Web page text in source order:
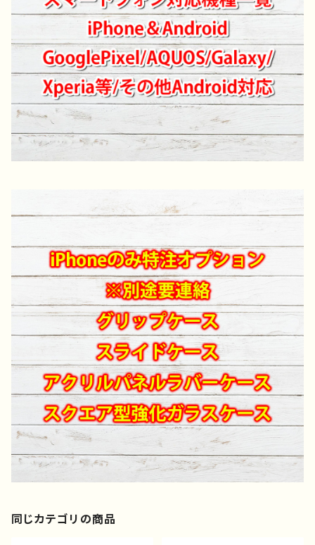
同じカテゴリの商品